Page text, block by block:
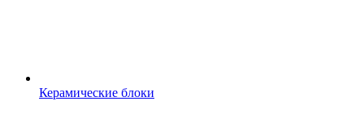
Керамические блоки